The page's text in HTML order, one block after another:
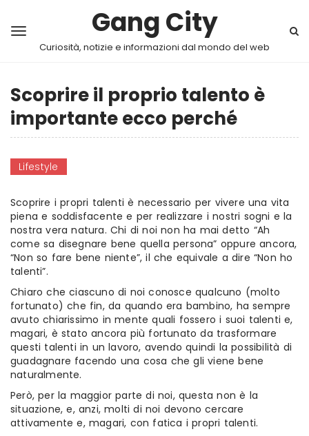
Gang City
Curiosità, notizie e informazioni dal mondo del web
Scoprire il proprio talento è
importante ecco perché
Lifestyle
Scoprire i propri talenti è necessario per vivere una vita
piena e soddisfacente e per realizzare i nostri sogni e la
nostra vera natura. Chi di noi non ha mai detto “Ah
come sa disegnare bene quella persona” oppure ancora,
“Non so fare bene niente”, il che equivale a dire “Non ho
talenti”.
Chiaro che ciascuno di noi conosce qualcuno (molto
fortunato) che fin, da quando era bambino, ha sempre
avuto chiarissimo in mente quali fossero i suoi talenti e,
magari, è stato ancora più fortunato da trasformare
questi talenti in un lavoro, avendo quindi la possibilità di
guadagnare facendo una cosa che gli viene bene
naturalmente.
Però, per la maggior parte di noi, questa non è la
situazione, e, anzi, molti di noi devono cercare
attivamente e, magari, con fatica i propri talenti.